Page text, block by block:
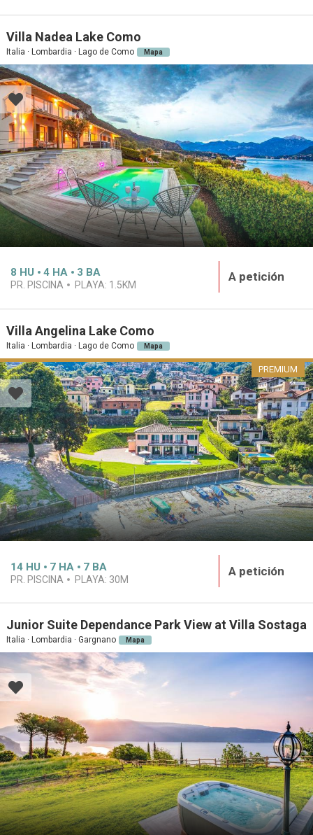
Villa Nadea Lake Como
Italia · Lombardia · Lago de Como Mapa
8 HU 4 HA 3 BA
PR. PISCINA PLAYA: 1.5KM
A petición
Villa Angelina Lake Como
Italia · Lombardia · Lago de Como Mapa
PREMIUM
14 HU 7 HA 7 BA
PR. PISCINA PLAYA: 30M
A petición
Junior Suite Dependance Park View at Villa Sostaga
Italia · Lombardia · Gargnano Mapa